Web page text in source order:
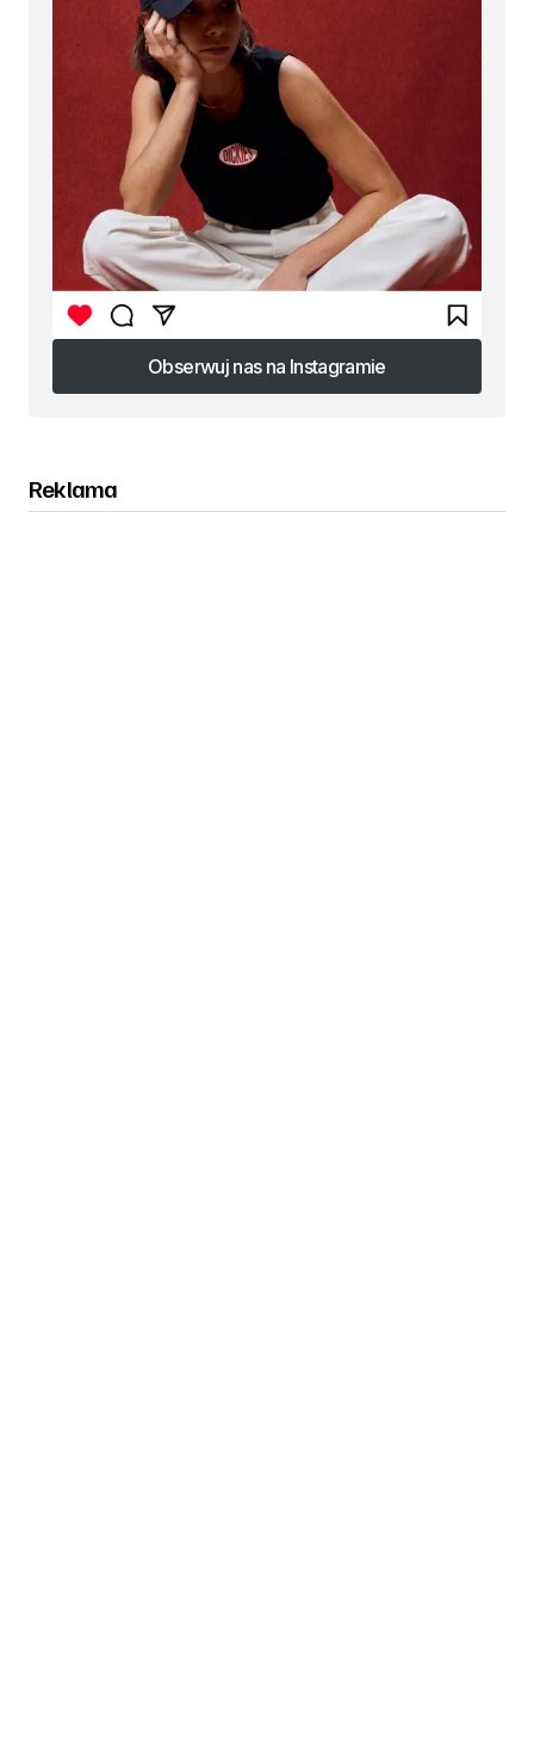
Obserwuj nas na Instagramie
Obserwuj nas na Instagramie
Reklama